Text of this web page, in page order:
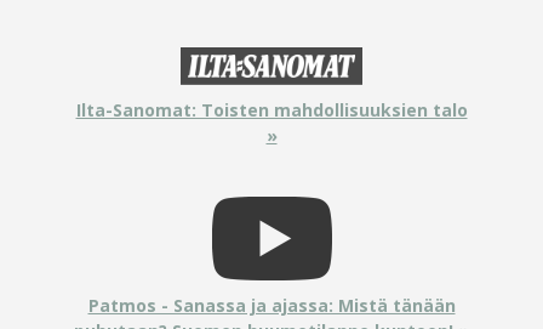
Ilta-Sanomat: Toisten mahdollisuuksien talo
»
Patmos - Sanassa ja ajassa: Mistä tänään